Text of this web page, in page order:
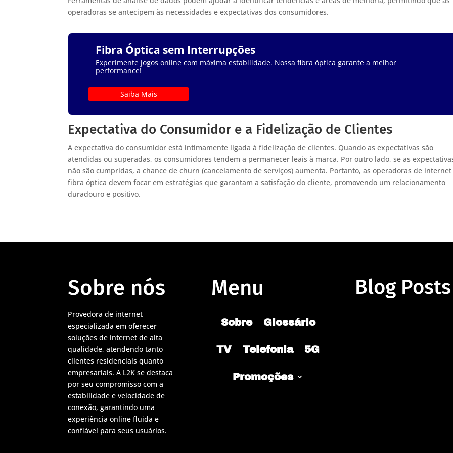
operadoras se antecipem às necessidades e expectativas dos consumidores.
Fibra Óptica sem Interrupções
Experimente jogos online com máxima estabilidade. Nossa fibra óptica garante a melhor
performance!
Saiba Mais
Expectativa do Consumidor e a Fidelização de Clientes
A expectativa do consumidor está intimamente ligada à fidelização de clientes. Quando as expectativas são
atendidas ou superadas, os consumidores tendem a permanecer leais à marca. Por outro lado, se as
não são cumpridas, a chance de churn (cancelamento de serviços) aumenta. Portanto, as operadoras de internet
fibra óptica devem focar em estratégias que garantam a satisfação do cliente, promovendo um relacionamento
duradouro e positivo.
Sobre nós
Provedora de internet
especializada em oferecer
soluções de internet de alta
qualidade, atendendo tanto
clientes residenciais quanto
empresariais. A L2K se destaca
por seu compromisso com a
estabilidade e velocidade de
conexão, garantindo uma
experiência online fluida e
confiável para seus usuários.
Menu
Sobre Glossário
TV Telefonia 5G
Promoções
Blog Posts